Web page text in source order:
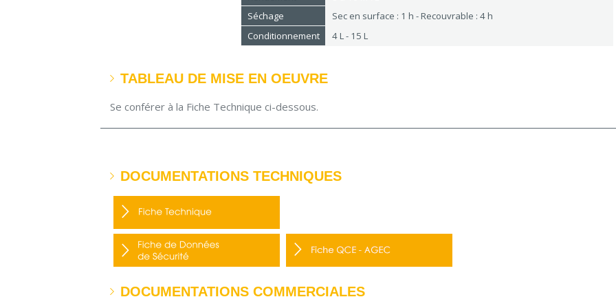
Séchage
Sec en surface : 1 h - Recouvrable : 4 h
Conditionnement
4 L - 15 L
TABLEAU DE MISE EN OEUVRE
Se conférer à la Fiche Technique ci-dessous.
DOCUMENTATIONS TECHNIQUES
DOCUMENTATIONS COMMERCIALES